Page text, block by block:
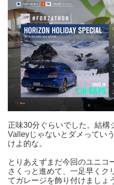
正味30分ぐらいでした。結構
Valleyじゃないとダメってい
けよ的な。
とりあえずまだ今回のユニコ
さくっと進めて、一足早くク
てガレージを飾り付けましょ